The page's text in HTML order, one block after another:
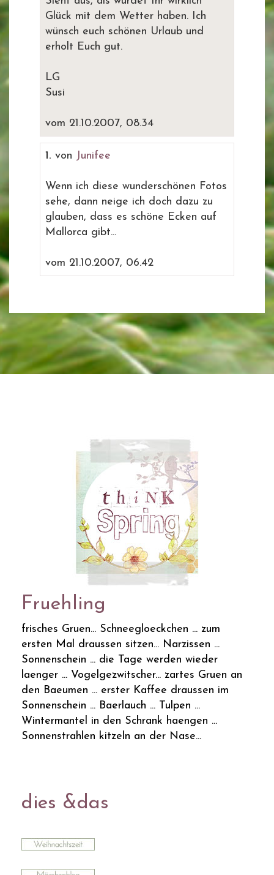
Glück mit dem Wetter haben. Ich
wünsch euch schönen Urlaub und
erholt Euch gut.
LG
Susi
vom 21.10.2007, 08.34
1. von Junifee
Wenn ich diese wunderschönen Fotos
sehe, dann neige ich doch dazu zu
glauben, dass es schöne Ecken auf
Mallorca gibt...
vom 21.10.2007, 06.42
Fruehling
frisches Gruen... Schneegloeckchen ... zum
ersten Mal draussen sitzen... Narzissen ...
Sonnenschein ... die Tage werden wieder
laenger ... Vogelgezwitscher... zartes Gruen an
den Baeumen ... erster Kaffee draussen im
Sonnenschein ... Baerlauch ... Tulpen ...
Wintermantel in den Schrank haengen ...
Sonnenstrahlen kitzeln an der Nase...
dies &das